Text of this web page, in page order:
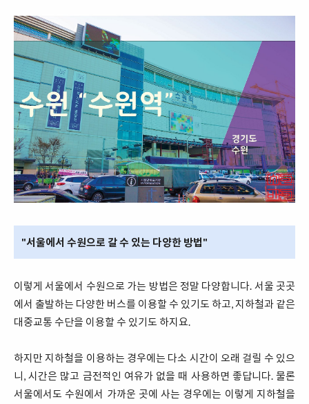
"서울에서 수원으로 갈 수 있는 다양한 방법"
이렇게 서울에서 수원으로 가는 방법은 정말 다양합니다. 서울 곳곳
에서 출발하는 다양한 버스를 이용할 수 있기도 하고, 지하철과 같은
대중교통 수단을 이용할 수 있기도 하지요.
하지만 지하철을 이용하는 경우에는 다소 시간이 오래 걸릴 수 있으
니, 시간은 많고 금전적인 여유가 없을 때 사용하면 좋답니다. 물론
서울에서도 수원에서 가까운 곳에 사는 경우에는 이렇게 지하철을